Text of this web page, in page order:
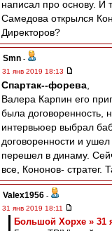
написал про основу. И
Самедова открылся
Директоров?
Smn -
31 янв 2019 18:13
Cпартак--форева
Валера Карпин его
была договоренность,
интервьюер выбрал
договоренности и
перешел в динаму.
все, Кононов- стратег.
Valex1956 -
31 янв 2019 18:11
Большой Хорхе » 31